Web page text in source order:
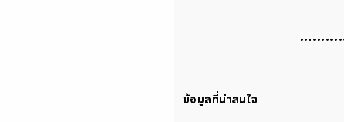
ข้อมูลที่น่าสนใจ